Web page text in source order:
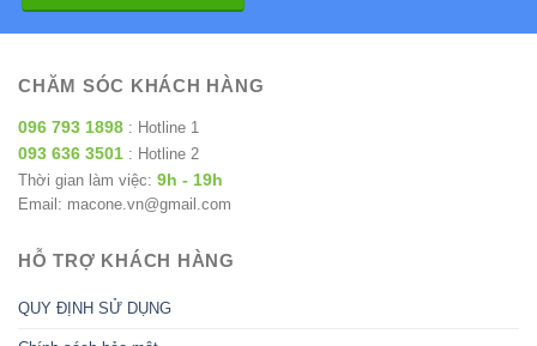
CHĂM SÓC KHÁCH HÀNG
096 793 1898 : Hotline 1
093 636 3501 : Hotline 2
Thời gian làm việc: 9h - 19h
Email: macone.vn@gmail.com
HỖ TRỢ KHÁCH HÀNG
QUY ĐỊNH SỬ DỤNG